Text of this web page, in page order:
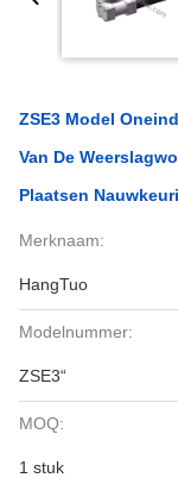
ZSE3 Model
Van De
Plaatsen
Merknaam:
HangTuo
Modelnummer:
ZSE3“
MOQ:
1 stuk